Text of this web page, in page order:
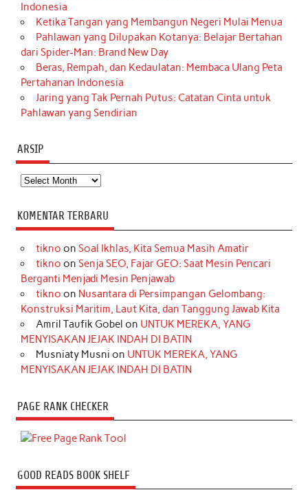
Indonesia
Ketika Tangan yang Membangun Negeri Mulai Menua
Pahlawan yang Dilupakan Kotanya: Belajar Bertahan
dari Spider-Man: Brand New Day
Beras, Rempah, dan Kedaulatan: Membaca Ulang Peta
Pertahanan Indonesia
Jaring yang Tak Pernah Putus: Catatan Cinta untuk
Pahlawan yang Sendirian
ARSIP
Arsip
KOMENTAR TERBARU
tikno on Soal Ikhlas, Kita Semua Masih Amatir
tikno on Senja SEO, Fajar GEO: Saat Mesin Pencari
Berganti Menjadi Mesin Penjawab
tikno on Nusantara di Persimpangan Gelombang:
Konstruksi Maritim, Laut Kita, dan Tanggung Jawab Kita
Amril Taufik Gobel on UNTUK MEREKA, YANG
MENYISAKAN JEJAK INDAH DI BATIN
Musniaty Musni on UNTUK MEREKA, YANG
MENYISAKAN JEJAK INDAH DI BATIN
PAGE RANK CHECKER
GOOD READS BOOK SHELF